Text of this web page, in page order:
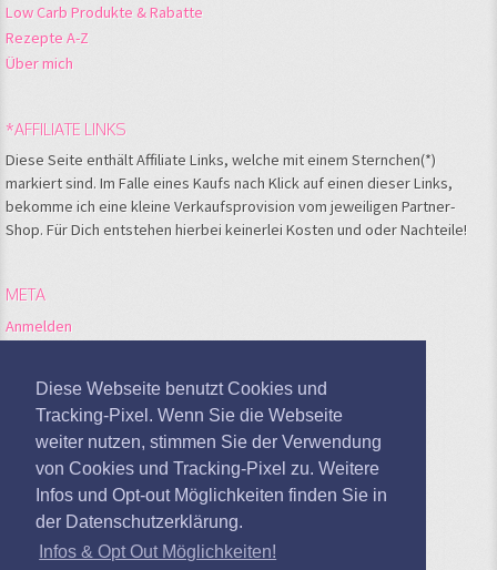
Diese Webseite benutzt Cookies und
Tracking-Pixel. Wenn Sie die Webseite
weiter nutzen, stimmen Sie der Verwendung
von Cookies und Tracking-Pixel zu. Weitere
Infos und Opt-out Möglichkeiten finden Sie in
der Datenschutzerklärung.
Infos & Opt Out Möglichkeiten!
Low Carb Produkte & Rabatte
Rezepte A-Z
Über mich
*AFFILIATE LINKS
Diese Seite enthält Affiliate Links, welche mit einem Sternchen(*)
markiert sind. Im Falle eines Kaufs nach Klick auf einen dieser Links,
bekomme ich eine kleine Verkaufsprovision vom jeweiligen Partner-
Shop. Für Dich entstehen hierbei keinerlei Kosten und oder Nachteile!
META
Anmelden
Kommentare-Feed
Google Analytics deaktivieren